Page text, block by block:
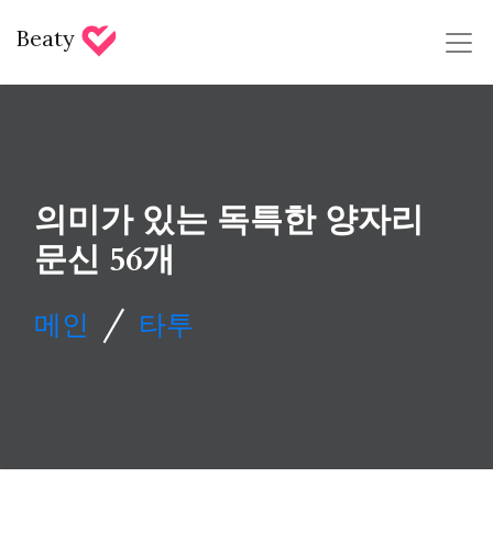
Beaty
의미가 있는 독특한 양자리
문신 56개
메인 / 타투